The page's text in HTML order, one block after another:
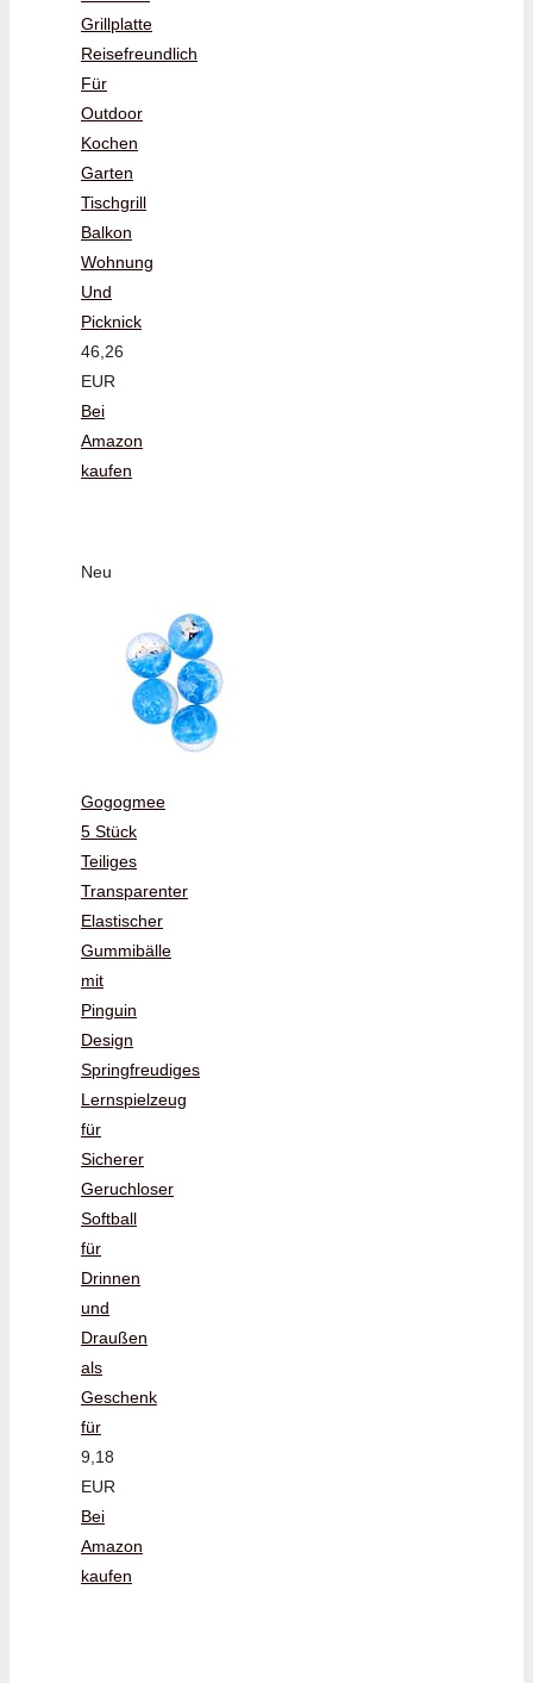
Grillplatte
Reisefreundlich
Für
Outdoor
Kochen
Garten
Tischgrill
Balkon
Wohnung
Und
Picknick
46,26
EUR
Bei
Amazon
kaufen
Neu
Gogogmee
5 Stück
Teiliges
Transparenter
Elastischer
Gummibälle
mit
Pinguin
Design
Springfreudiges
Lernspielzeug
für
Sicherer
Geruchloser
Softball
für
Drinnen
und
Draußen
als
Geschenk
für
9,18
EUR
Bei
Amazon
kaufen